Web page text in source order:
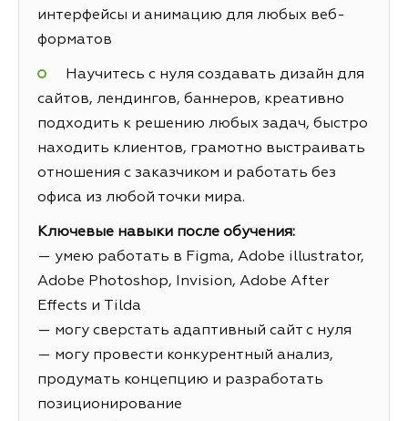
интерфейсы и анимацию для любых веб-
форматов
Научитесь с нуля создавать дизайн для
сайтов, лендингов, баннеров, креативно
подходить к решению любых задач, быстро
находить клиентов, грамотно выстраивать
отношения с заказчиком и работать без
офиса из любой точки мира.
Ключевые навыки после обучения:
— умею работать в Figma, Adobe illustrator,
Adobe Photoshop, Invision, Adobe After
Effects и Tilda
— могу сверстать адаптивный сайт с нуля
— могу провести конкурентный анализ,
продумать концепцию и разработать
позиционирование